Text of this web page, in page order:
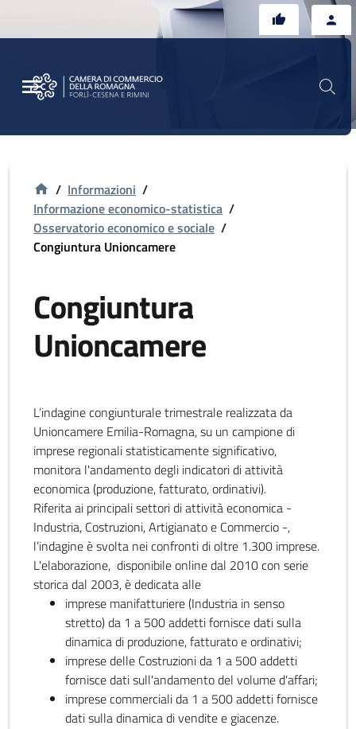
/ Informazioni /
Informazione economico-statistica /
Osservatorio economico e sociale /
Congiuntura Unioncamere
Congiuntura
Unioncamere
L’indagine congiunturale trimestrale realizzata da
Unioncamere Emilia-Romagna, su un campione di
imprese regionali statisticamente significativo,
monitora l'andamento degli indicatori di attività
economica (produzione, fatturato, ordinativi).
Riferita ai principali settori di attività economica -
Industria, Costruzioni, Artigianato e Commercio -,
l’indagine è svolta nei confronti di oltre 1.300 imprese.
L'elaborazione, disponibile online dal 2010 con serie
storica dal 2003, è dedicata alle
imprese manifatturiere (Industria in senso
stretto) da 1 a 500 addetti fornisce dati sulla
dinamica di produzione, fatturato e ordinativi;
imprese delle Costruzioni da 1 a 500 addetti
fornisce dati sull'andamento del volume d'affari;
imprese commerciali da 1 a 500 addetti fornisce
dati sulla dinamica di vendite e giacenze.